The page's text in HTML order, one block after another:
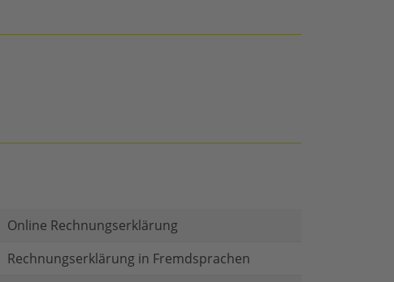
Online Rechnungserklärung
Rechnungserklärung in Fremdsprachen